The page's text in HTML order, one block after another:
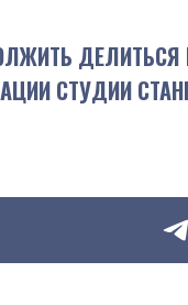
ДЕЛИТЬСЯ
СТУДИИ